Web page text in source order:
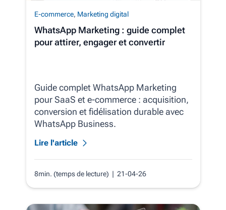
E-commerce, Marketing digital
WhatsApp Marketing : guide complet
pour attirer, engager et convertir
Guide complet WhatsApp Marketing
pour SaaS et e‑commerce : acquisition,
conversion et fidélisation durable avec
WhatsApp Business.
Lire l'article
8min. (temps de lecture) | 21-04-26